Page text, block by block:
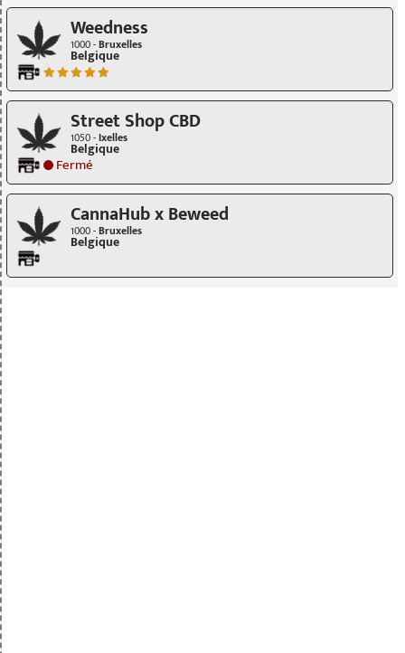
Weedness
1000 -Bruxelles
Belgique
Street Shop CBD
1050 -Ixelles
Belgique
Fermé
CannaHub x Beweed
1000 -Bruxelles
Belgique